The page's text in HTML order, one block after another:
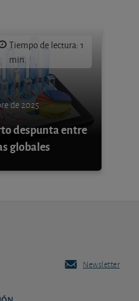
Tiempo de lectura: 1
min.
de 2025
despunta entre
globales
Newsletter